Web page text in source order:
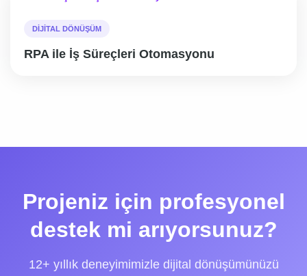
DIJITAL DÖNÜŞÜM
RPA ile İş Süreçleri Otomasyonu
Projeniz için profesyonel
destek mi arıyorsunuz?
12+ yıllık deneyimimizle dijital dönüşümünüzü